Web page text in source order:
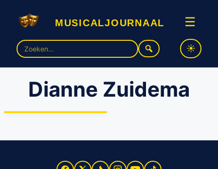
musicaljournaal ☰
Zoek
naar:
Dianne Zuidema
Dianne Zuidema nieuwe